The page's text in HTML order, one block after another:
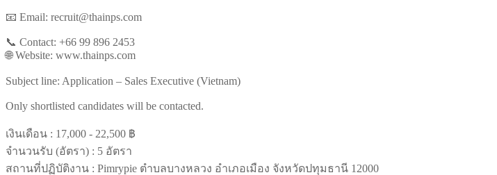
📧 Email: recruit@thainps.com
📞 Contact: +66 99 896 2453
🌐 Website: www.thainps.com
Subject line: Application – Sales Executive (Vietnam)
Only shortlisted candidates will be contacted.
เงินเดือน : 17,000 - 22,500 ฿
จำนวนรับ (อัตรา) : 5 อัตรา
สถานที่ปฏิบัติงาน : Pimrypie ตำบลบางหลวง อำเภอเมือง จังหวัดปทุมธานี 12000